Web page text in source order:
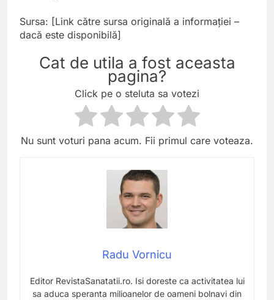
Sursa: [Link către sursa originală a informației –
dacă este disponibilă]
Cat de utila a fost aceasta
pagina?
Click pe o steluta sa votezi
Nu sunt voturi pana acum. Fii primul care voteaza.
Radu Vornicu
Editor RevistaSanatatii.ro. Isi doreste ca activitatea lui
sa aduca speranta milioanelor de oameni bolnavi din